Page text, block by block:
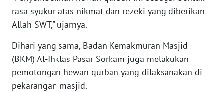
rasa syukur atas nikmat dan rezeki yang diberikan
Allah SWT," ujarnya.
Dihari yang sama, Badan Kemakmuran Masjid
(BKM) Al-Ihklas Pasar Sorkam juga melakukan
pemotongan hewan qurban yang dilaksanakan di
pekarangan masjid.
WN
SULBAR
WN
BABEL
WN